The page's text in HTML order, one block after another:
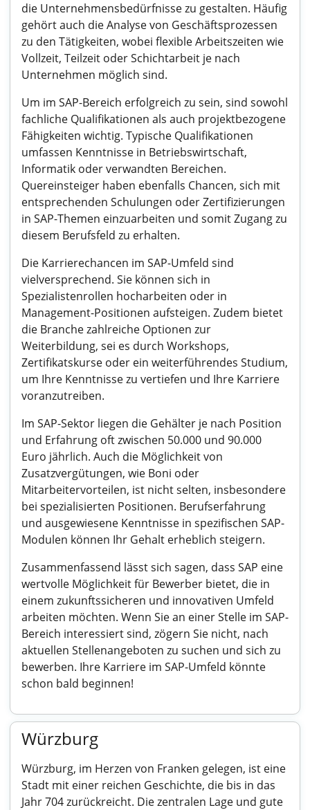
die Unternehmensbedürfnisse zu gestalten. Häufig
gehört auch die Analyse von Geschäftsprozessen
zu den Tätigkeiten, wobei flexible Arbeitszeiten wie
Vollzeit, Teilzeit oder Schichtarbeit je nach
Unternehmen möglich sind.
Um im SAP-Bereich erfolgreich zu sein, sind sowohl
fachliche Qualifikationen als auch projektbezogene
Fähigkeiten wichtig. Typische Qualifikationen
umfassen Kenntnisse in Betriebswirtschaft,
Informatik oder verwandten Bereichen.
Quereinsteiger haben ebenfalls Chancen, sich mit
entsprechenden Schulungen oder Zertifizierungen
in SAP-Themen einzuarbeiten und somit Zugang zu
diesem Berufsfeld zu erhalten.
Die Karrierechancen im SAP-Umfeld sind
vielversprechend. Sie können sich in
Spezialistenrollen hocharbeiten oder in
Management-Positionen aufsteigen. Zudem bietet
die Branche zahlreiche Optionen zur
Weiterbildung, sei es durch Workshops,
Zertifikatskurse oder ein weiterführendes Studium,
um Ihre Kenntnisse zu vertiefen und Ihre Karriere
voranzutreiben.
Im SAP-Sektor liegen die Gehälter je nach Position
und Erfahrung oft zwischen 50.000 und 90.000
Euro jährlich. Auch die Möglichkeit von
Zusatzvergütungen, wie Boni oder
Mitarbeitervorteilen, ist nicht selten, insbesondere
bei spezialisierten Positionen. Berufserfahrung
und ausgewiesene Kenntnisse in spezifischen SAP-
Modulen können Ihr Gehalt erheblich steigern.
Zusammenfassend lässt sich sagen, dass SAP eine
wertvolle Möglichkeit für Bewerber bietet, die in
einem zukunftssicheren und innovativen Umfeld
arbeiten möchten. Wenn Sie an einer Stelle im SAP-
Bereich interessiert sind, zögern Sie nicht, nach
aktuellen Stellenangeboten zu suchen und sich zu
bewerben. Ihre Karriere im SAP-Umfeld könnte
schon bald beginnen!
Würzburg
Würzburg, im Herzen von Franken gelegen, ist eine
Stadt mit einer reichen Geschichte, die bis in das
Jahr 704 zurückreicht. Die zentralen Lage und gute